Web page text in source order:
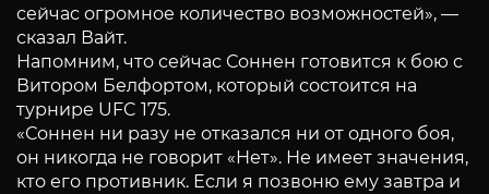
сейчас огромное количество возможностей», —
сказал Вайт.
Напомним, что сейчас Соннен готовится к бою с
Витором Белфортом, который состоится на
турнире UFC 175.
«Соннен ни разу не отказался ни от одного боя,
он никогда не говорит «Нет». Не имеет значения,
кто его противник. Если я позвоню ему завтра и